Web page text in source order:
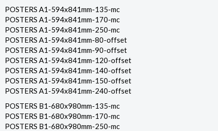
POSTERS A1-594x841mm-135-mc
POSTERS A1-594x841mm-170-mc
POSTERS A1-594x841mm-250-mc
POSTERS A1-594x841mm-80-offset
POSTERS A1-594x841mm-90-offset
POSTERS A1-594x841mm-120-offset
POSTERS A1-594x841mm-140-offset
POSTERS A1-594x841mm-150-offset
POSTERS A1-594x841mm-240-offset
POSTERS B1-680x980mm-135-mc
POSTERS B1-680x980mm-170-mc
POSTERS B1-680x980mm-250-mc